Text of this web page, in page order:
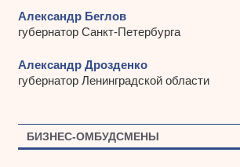
Александр Беглов
губернатор Санкт-Петербурга
Александр Дрозденко
губернатор Ленинградской области
БИЗНЕС-ОМБУДСМЕНЫ